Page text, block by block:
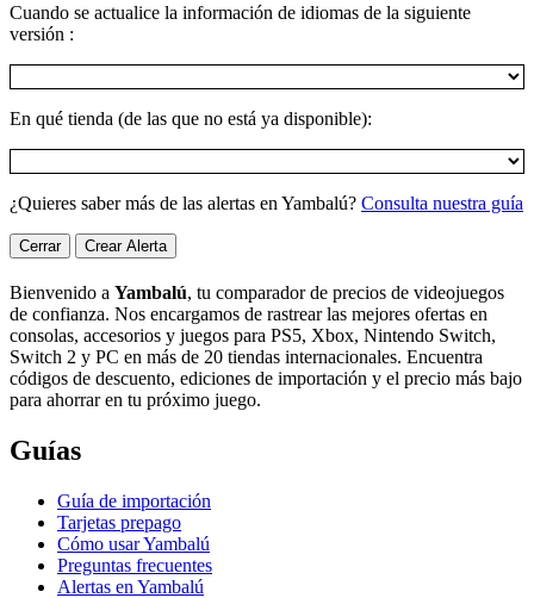
Cuando se actualice la información de idiomas de la siguiente
versión :
En qué tienda (de las que no está ya disponible):
¿Quieres saber más de las alertas en Yambalú? Consulta nuestra guía
Cerrar Crear Alerta
Bienvenido a Yambalú, tu comparador de precios de videojuegos
de confianza. Nos encargamos de rastrear las mejores ofertas en
consolas, accesorios y juegos para PS5, Xbox, Nintendo Switch,
Switch 2 y PC en más de 20 tiendas internacionales. Encuentra
códigos de descuento, ediciones de importación y el precio más bajo
para ahorrar en tu próximo juego.
Guías
Guía de importación
Tarjetas prepago
Cómo usar Yambalú
Preguntas frecuentes
Alertas en Yambalú